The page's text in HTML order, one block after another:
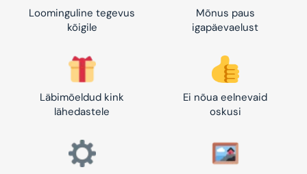
Loominguline tegevus
kõigile
Mõnus paus
igapäevaelust
Läbimõeldud kink
lähedastele
Ei nõua eelnevaid
oskusi